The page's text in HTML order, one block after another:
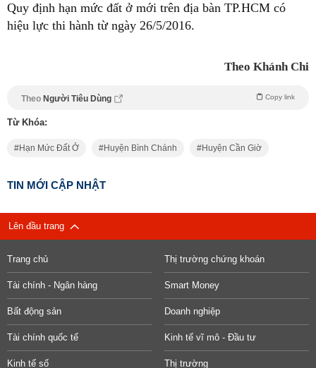
Quy định hạn mức đất ở mới trên địa bàn TP.HCM có
hiệu lực thi hành từ ngày 26/5/2016.
Theo Khánh Chi
Theo Người Tiêu Dùng Copy link
Từ Khóa:
Hạn Mức Đất Ở Huyện Bình Chánh Huyện Cần Giờ
TIN MỚI CẬP NHẬT
Lên đầu trang
Trang chủ Thị trường chứng khoán
Tài chính - Ngân hàng Smart Money
Bất động sản Doanh nghiệp
Tài chính quốc tế Kinh tế vĩ mô - Đầu tư
Kinh tế số Thị trường